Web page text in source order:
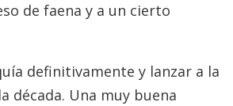
de faena y a un cierto
definitivamente y lanzar a la
década. Una muy buena